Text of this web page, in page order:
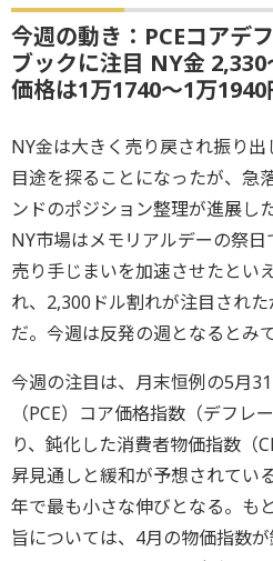
今週の動き：PCEコアデ
ブックに注目 NY金
価格は1万1740～1万
NY金は大きく売り戻され振り
目途を探ることになったが、急
ンドのポジション整理が進展し
NY市場はメモリアルデーの祭日
売り手じまいを加速させたとい
れ、2,300ドル割れが注目され
だ。今週は反発の週となるとみ
今週の注目は、月末恒例の5月
（PCE）コア価格指数（デフレ
り、鈍化した消費者物価指数（
昇見通しと緩和が予想されてい
年で最も小さな伸びとなる。も
旨については、4月の物価指数